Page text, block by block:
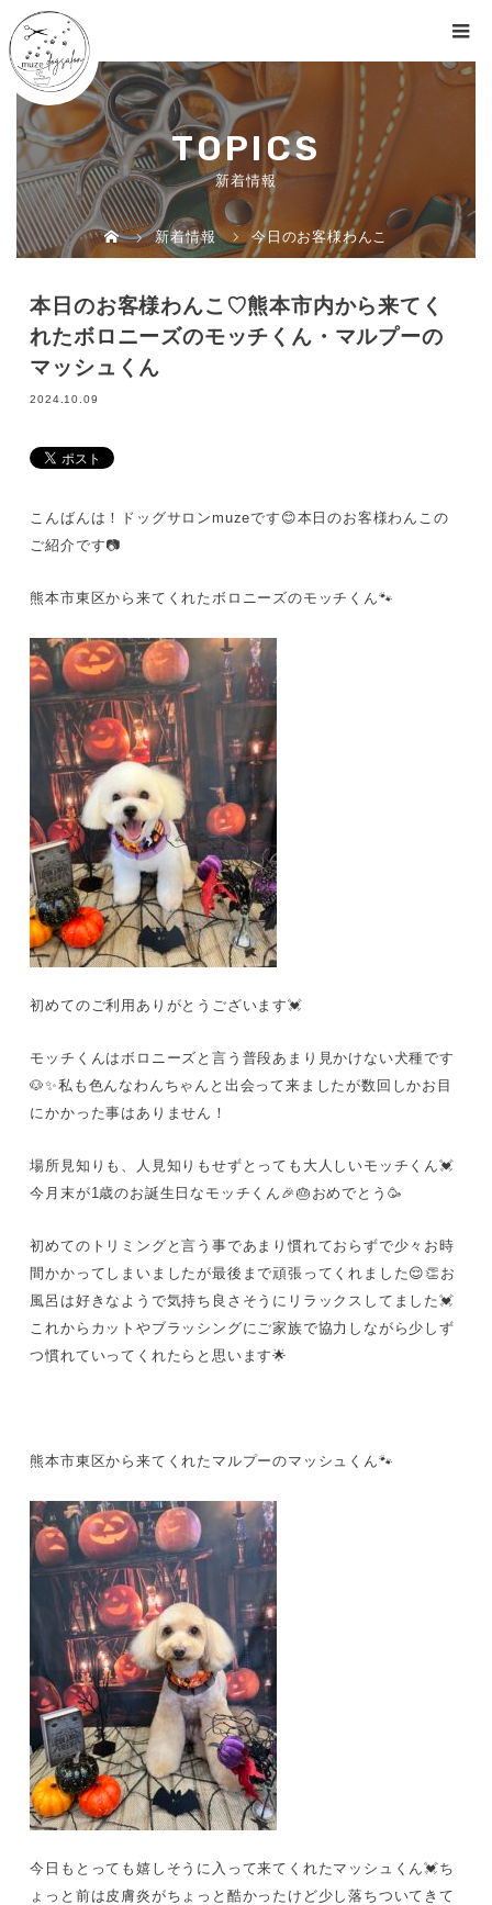
TOPICS
新着情報
新着情報 今日のお客様わんこ
本日のお客様わんこ♡熊本市内から来てく
れたボロニーズのモッチくん・マルプーの
マッシュくん
2024.10.09
こんばんは！ドッグサロンmuzeです😊本日のお客様わんこの
ご紹介です📷
熊本市東区から来てくれたボロニーズのモッチくん🐾
初めてのご利用ありがとうございます💓
モッチくんはボロニーズと言う普段あまり見かけない犬種です
🐶✨私も色んなわんちゃんと出会って来ましたが数回しかお目
にかかった事はありません！
場所見知りも、人見知りもせずとっても大人しいモッチくん💓
今月末が1歳のお誕生日なモッチくん🎉🎂おめでとう🥳
初めてのトリミングと言う事であまり慣れておらずで少々お時
間かかってしまいましたが最後まで頑張ってくれました😌👏お
風呂は好きなようで気持ち良さそうにリラックスしてました💓
これからカットやブラッシングにご家族で協力しながら少しず
つ慣れていってくれたらと思います🌟
熊本市東区から来てくれたマルプーのマッシュくん🐾
今日もとっても嬉しそうに入って来てくれたマッシュくん💓ち
ょっと前は皮膚炎がちょっと酷かったけど少し落ちついてきて